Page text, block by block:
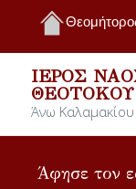
ΙΕΡΌΣ
ΘΕΟΤΌΚΟΥ
Άνω
Άφησε τον